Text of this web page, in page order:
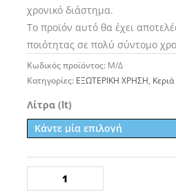
χρονικό διάστημα.
Το προϊόν αυτό θα έχει
ποιότητας σε πολύ σύντομο
Κωδικός προϊόντος: Μ/Δ
Κατηγορίες: ΕΞΩΤΕΡΙΚΗ ΧΡΗΣΗ,
Λίτρα (lt)
Gyeon
Q2M
WetCoat
ποσότητα